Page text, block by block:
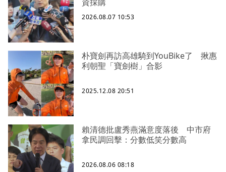
2026.08.07 10:53
朴寶劍再訪高雄騎到YouBike了 揪惠
利朝聖「寶劍樹」合影
2025.12.08 20:51
賴清德批盧秀燕滿意度落後 中市府
拿民調回擊：分數低笑分數高
2026.08.06 08:18